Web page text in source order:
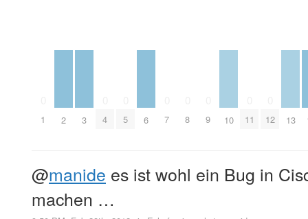
1 2 3 4 5 6 7 8 9 10 11 12 13
@manide es ist wohl ein Bug in
machen …